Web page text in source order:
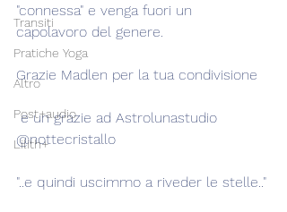
Transiti
Pratiche Yoga
Altro
Post+audio
Lilith+
"connessa" e venga fuori un
capolavoro del genere.
Grazie Madlen per la tua condivisione
e un grazie ad Astrolunastudio
@nottecristallo
"..e quindi uscimmo a riveder le stelle.."